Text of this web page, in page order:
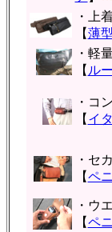
・上
【薄
・軽
【 ル
・コ
【 イ
・セ
【ペ
・ウ
【ペ